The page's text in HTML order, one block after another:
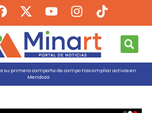
su primera campaña de campo tras ampliar activos en
Mendoza